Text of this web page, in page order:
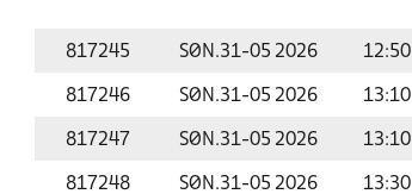
817245 SØN.31-05 2026 12:50
817246 SØN.31-05 2026 13:10
817247 SØN.31-05 2026 13:10
817248 SØN.31-05 2026 13:30